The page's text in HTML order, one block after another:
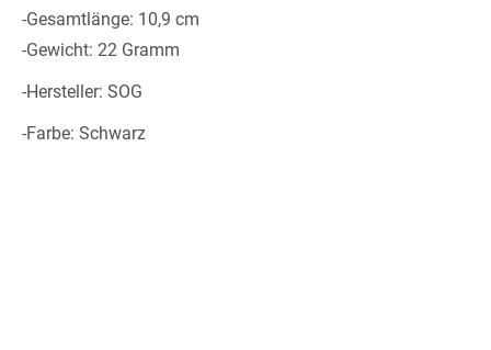
-Gesamtlänge: 10,9 cm
-Gewicht: 22 Gramm
-Hersteller: SOG
-Farbe: Schwarz